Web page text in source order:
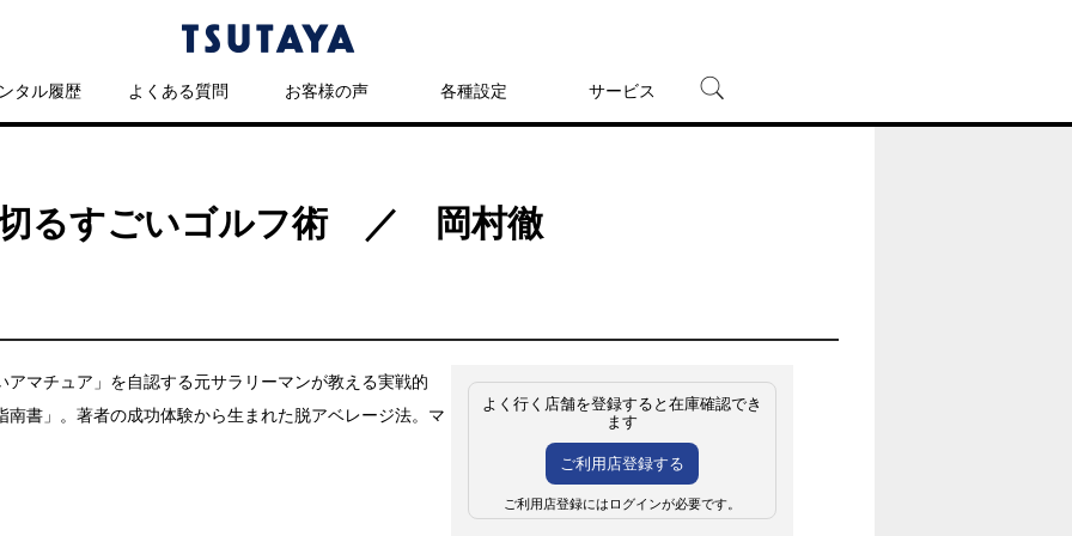
タル履歴 よくある質問 お客様の声 各種設定 サービス
るすごいゴルフ術 ／ 岡村徹
アマチュア」を自認する元サラリーマンが教える実戦的
南書」。著者の成功体験から生まれた脱アベレージ法。マ
よく行く店舗を登録すると在庫確認でき
ます
ご利用店登録する
ご利用店登録にはログインが必要です。